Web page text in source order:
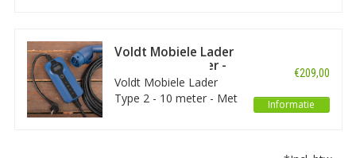
Voldt Mobiele Lader
Type 2 - 10 meter -
Schuko
Voldt Mobiele Lader
Type 2 - 10 meter - Met
€209,00
Informatie